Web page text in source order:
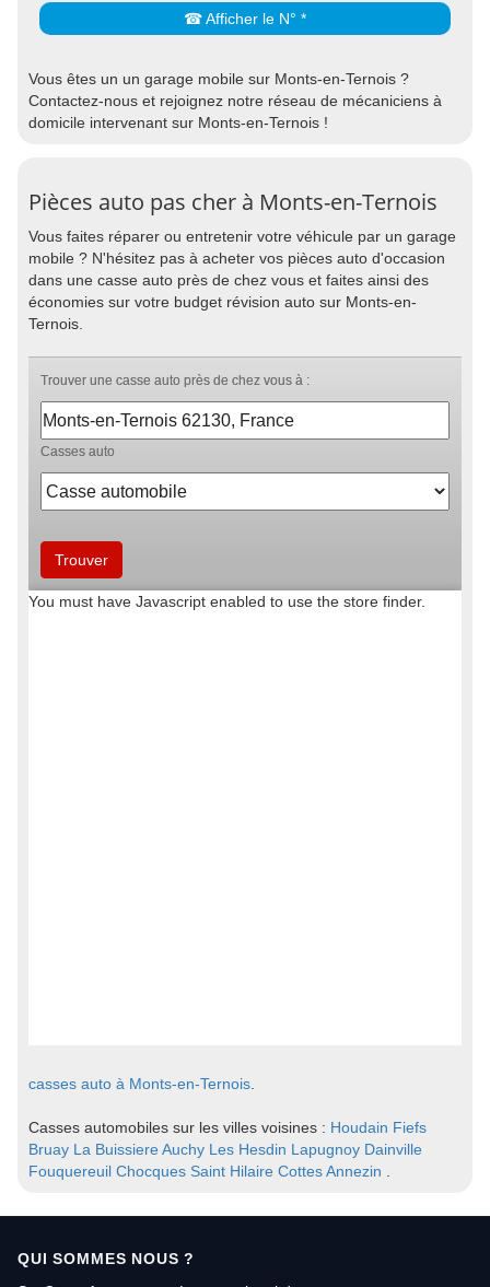
☎ Afficher le N° *
Vous êtes un un garage mobile sur Monts-en-Ternois ?
Contactez-nous et rejoignez notre réseau de mécaniciens à
domicile intervenant sur Monts-en-Ternois !
Pièces auto pas cher à Monts-en-Ternois
Vous faites réparer ou entretenir votre véhicule par un garage
mobile ? N'hésitez pas à acheter vos pièces auto d'occasion
dans une casse auto près de chez vous et faites ainsi des
économies sur votre budget révision auto sur Monts-en-
Ternois.
casses auto à Monts-en-Ternois
Casses automobiles sur les villes voisines : Houdain Fiefs
Bruay La Buissiere Auchy Les Hesdin Lapugnoy Dainville
Fouquereuil Chocques Saint Hilaire CottesAnnezin
QUI SOMMES NOUS ?